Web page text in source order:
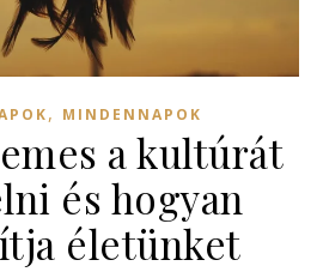
, MINDENNAPOK
a kultúrát
és hogyan
életünket